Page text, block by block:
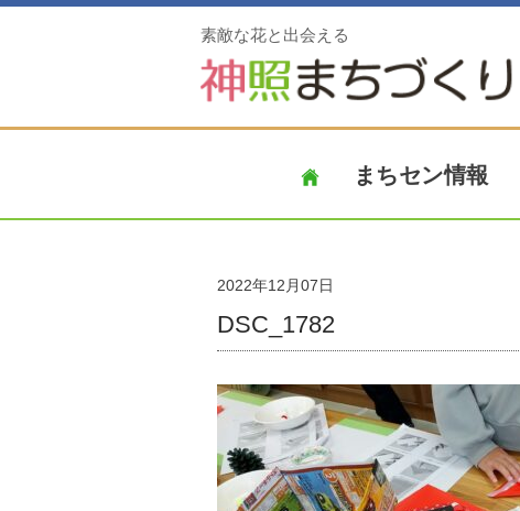
素敵な花と出会える
まちセン情報
2022年12月07日
DSC_1782